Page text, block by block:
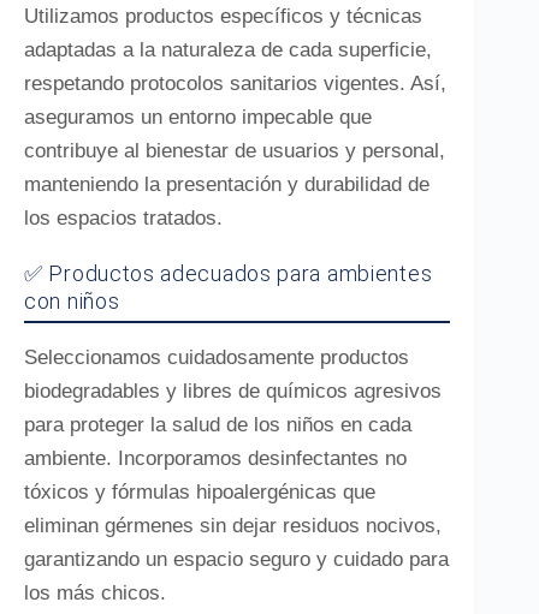
Utilizamos productos específicos y técnicas
adaptadas a la naturaleza de cada superficie,
respetando protocolos sanitarios vigentes. Así,
aseguramos un entorno impecable que
contribuye al bienestar de usuarios y personal,
manteniendo la presentación y durabilidad de
los espacios tratados.
✅ Productos adecuados para ambientes
con niños
Seleccionamos cuidadosamente productos
biodegradables y libres de químicos agresivos
para proteger la salud de los niños en cada
ambiente. Incorporamos desinfectantes no
tóxicos y fórmulas hipoalergénicas que
eliminan gérmenes sin dejar residuos nocivos,
garantizando un espacio seguro y cuidado para
los más chicos.